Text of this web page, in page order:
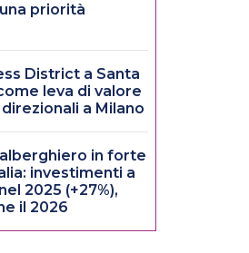
priorità
District a Santa
leva di valore
a Milano
in forte
investimenti a
2025 (+27%),
il 2026